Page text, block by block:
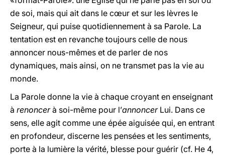
de soi, mais qui ait dans le cœur et sur les lèvres le
Seigneur, qui puise quotidiennement à sa Parole. La
tentation est en revanche toujours celle de nous
annoncer nous-mêmes et de parler de nos
dynamiques, mais ainsi, on ne transmet pas la vie au
monde.
La Parole donne la vie à chaque croyant en enseignant
à renoncerà soi-même pour l’annoncerLui. Dans ce
sens, elle agit comme une épée aiguisée qui, en entrant
en profondeur, discerne les pensées et les sentiments,
porte à la lumière la vérité, blesse pour guérir (cf. He 4,